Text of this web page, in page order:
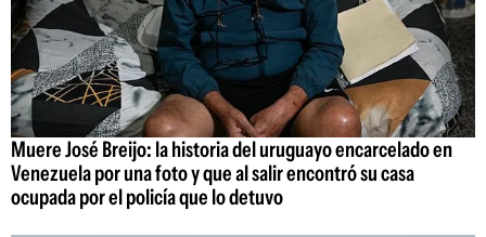
Muere José Breijo: la historia del uruguayo encarcelado en
Venezuela por una foto y que al salir encontró su casa
ocupada por el policía que lo detuvo